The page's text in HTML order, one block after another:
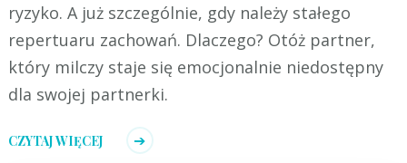
ryzyko. A już szczególnie, gdy należy stałego
repertuaru zachowań. Dlaczego? Otóż partner,
który milczy staje się emocjonalnie niedostępny
dla swojej partnerki.
CZYTAJ WIĘCEJ